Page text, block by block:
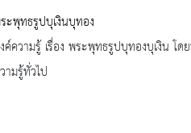
ะพุทธรูปบุเงินบุทอง
ค์ความรู้ เรื่อง พระพุทธรูปบุทองบุเงิน โ
ามรู้ทั่วไป